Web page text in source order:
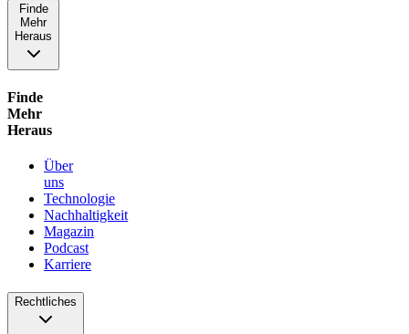
Finde
Mehr
Heraus
Finde
Mehr
Heraus
Über
uns
Technologie
Nachhaltigkeit
Magazin
Podcast
Karriere
Rechtliches